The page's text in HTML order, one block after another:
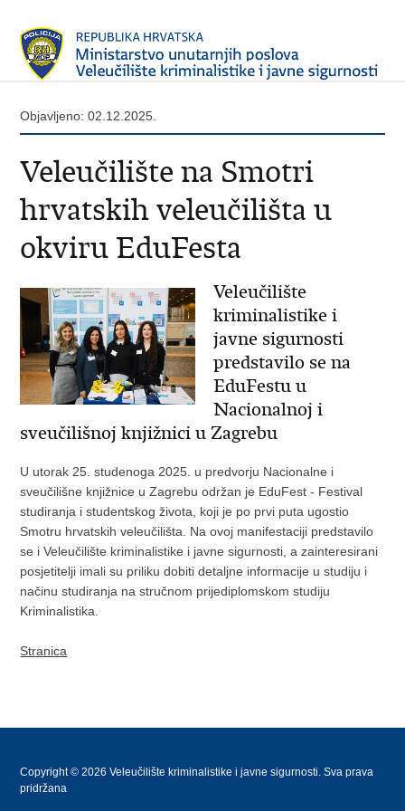
Objavljeno: 02.12.2025.
Veleučilište na Smotri
hrvatskih veleučilišta u
okviru EduFesta
Veleučilište
kriminalistike i
javne sigurnosti
predstavilo se na
EduFestu u
Nacionalnoj i
sveučilišnoj knjižnici u Zagrebu
U utorak 25. studenoga 2025. u predvorju Nacionalne i
sveučilišne knjižnice u Zagrebu održan je EduFest - Festival
studiranja i studentskog života, koji je po prvi puta ugostio
Smotru hrvatskih veleučilišta. Na ovoj manifestaciji predstavilo
se i Veleučilište kriminalistike i javne sigurnosti, a zainteresirani
posjetitelji imali su priliku dobiti detaljne informacije u studiju i
načinu studiranja na stručnom prijediplomskom studiju
Kriminalistika.
Stranica
Copyright © 2026 Veleučilište kriminalistike i javne sigurnosti. Sva prava
pridržana